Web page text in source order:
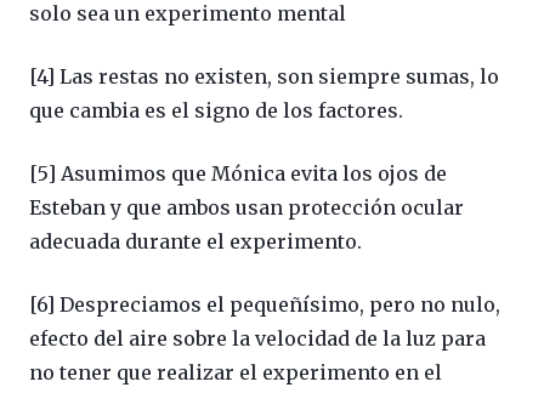
solo sea un experimento mental
[4] Las restas no existen, son siempre sumas, lo
que cambia es el signo de los factores.
[5] Asumimos que Mónica evita los ojos de
Esteban y que ambos usan protección ocular
adecuada durante el experimento.
[6] Despreciamos el pequeñísimo, pero no nulo,
efecto del aire sobre la velocidad de la luz para
no tener que realizar el experimento en el